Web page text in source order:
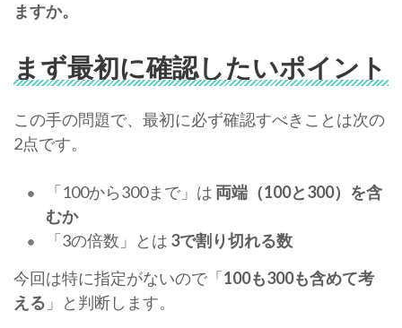
ますか。
まず最初に確認したいポイント
この手の問題で、最初に必ず確認すべきことは次の
2点です。
「100から300まで」は 両端（100と300）を含
むか
「3の倍数」とは 3で割り切れる数
今回は特に指定がないので「100も300も含めて考
える 」と判断します。